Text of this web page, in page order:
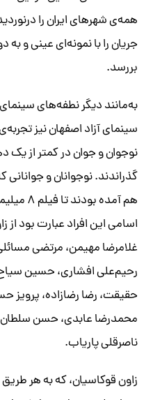
همه‌ی شهرهای ایران را
جریان را با نمونه‌ای عینی و
بررسد.
به‌مانند دیگر نطفه‌های سینمای
سینمای آزاد اصفهان نیز
گذراندند. نوجوانان و
هم آمده
اسامی این افراد عبارت بود از
غلامرضا مهیمن، مرتضی
رحیم‌علی افشاری، حسین
حقیقت، رضا رضازاده، پرویز
محمدرضا عابدی، حسن
ناصرقلی پاریاب.
زاون قوکاسیان، که به هر